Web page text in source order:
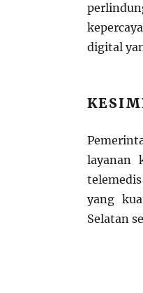
digital
layanan
yang
Selatan